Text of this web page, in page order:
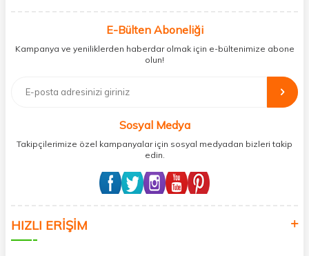
mobil şubesi ile tüketicilerine en hızlı ve güvenilir teslimatı garanti
etmektedir. Havale-EFT ve kredi kartı gibi ödeme seçenekleri ile
müşterilerini ödeme hususunda imkan sağlamıştır. Sosyal
sorumluluğu kesinlikle es geçmeyerek, mamaal.com üzerinden satışı
yapılan her ürün için sokak hayvanlarına aylık ve düzenli olarak
bağış işlemi gerçekleştirmektedir.
E-Bülten Aboneliği
Kampanya ve yeniliklerden haberdar olmak için e-bültenimize abone
olun!
Sosyal Medya
Takipçilerimize özel kampanyalar için sosyal medyadan bizleri takip
edin.
HIZLI ERİŞİM